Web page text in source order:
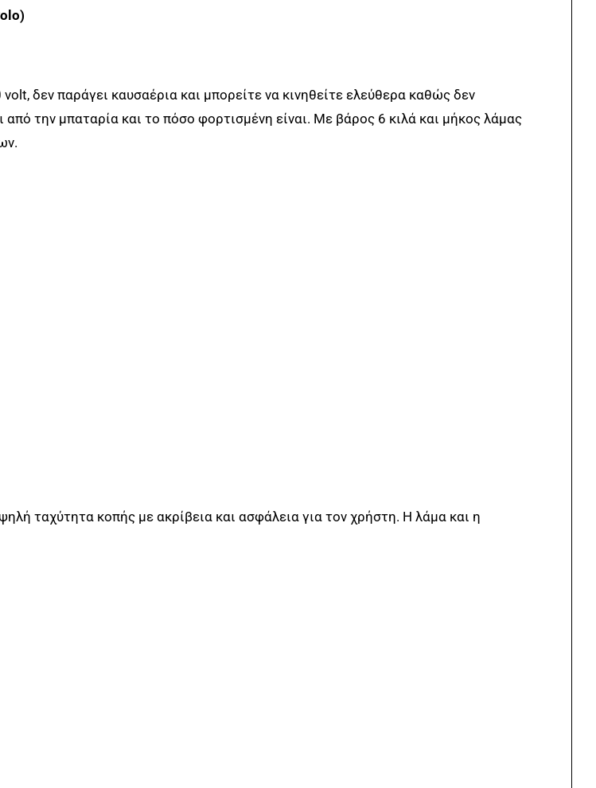
δεν παράγει καυσαέρια και μπορείτε να κινηθείτε ελεύθερα καθώς δεν
την μπαταρία και το πόσο φορτισμένη είναι. Με βάρος 6 κιλά και μήκος λάμας
ταχύτητα κοπής με ακρίβεια και ασφάλεια για τον χρήστη. Η λάμα και η